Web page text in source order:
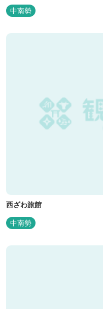
中南勢
西ざわ旅館
中南勢